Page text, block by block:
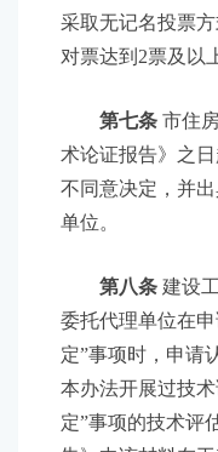
采取无记名投票
对票达到2票及以
第七条 市住
术论证报告》之
不同意决定，并
单位。
第八条 建设
委托代理单位在
定”事项时，申请
本办法开展过技
定”事项的技术评